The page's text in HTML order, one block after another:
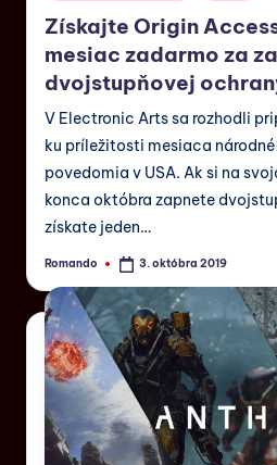
Získajte Origin
mesiac zadarmo za
dvojstupňovej
V Electronic Arts sa rozhodli
ku príležitosti mesiaca
povedomia v USA. Ak si na
konca októbra zapnete
získate jeden…
Romando 3. októbra 2019